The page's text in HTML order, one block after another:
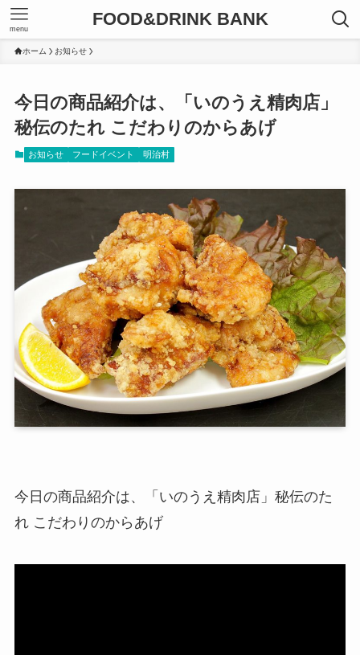
FOOD&DRINK BANK
menu
ホーム お知らせ
今日の商品紹介は、「いのうえ精肉店」
秘伝のたれ こだわりのからあげ
お知らせ フードイベント 明治村
今日の商品紹介は、「いのうえ精肉店」秘伝のた
れ こだわりのからあげ